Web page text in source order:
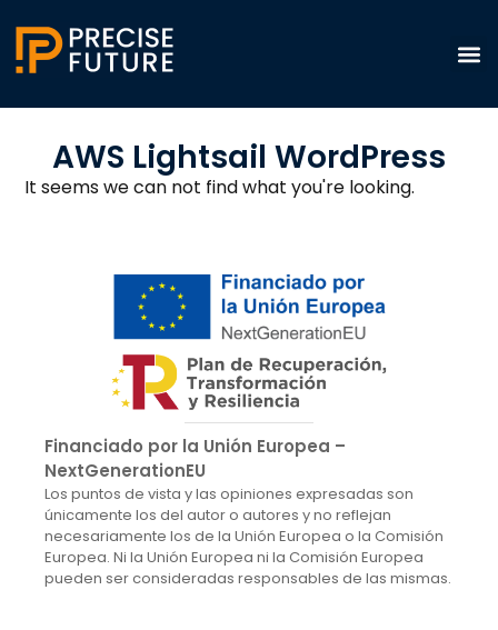
AWS Lightsail WordPress
It seems we can not find what you're looking.
Financiado por la Unión Europea –
NextGenerationEU
Los puntos de vista y las opiniones expresadas son
únicamente los del autor o autores y no reflejan
necesariamente los de la Unión Europea o la Comisión
Europea. Ni la Unión Europea ni la Comisión Europea
pueden ser consideradas responsables de las mismas.